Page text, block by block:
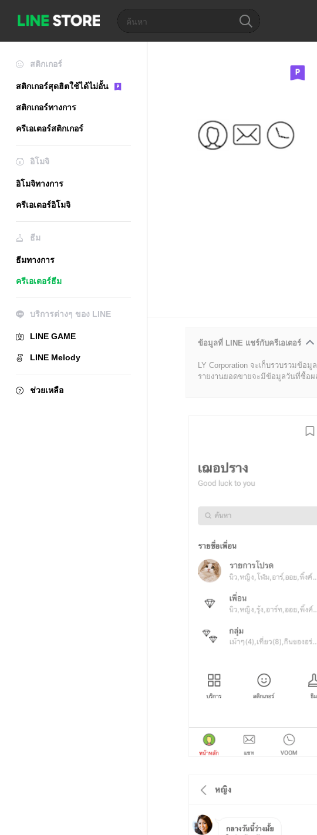
สติกเกอร์
สติกเกอร์สุดฮิตใช้ได้ไม่อั้น
สติกเกอร์ทางการ
ครีเอเตอร์สติกเกอร์
อิโมจิ
อิโมจิทางการ
ครีเอเตอร์อิโมจิ
ธีม
ธีมทางการ
ครีเอเตอร์ธีม
บริการต่างๆ ของ LINE
LINE GAME
LINE Melody
ช่วยเหลือ
ข้อมูลที่ LINE แชร์กับครีเอเตอร์
LY Corporation จะเก็บรวบรวมข้อ
รายงานยอดขายจะมีข้อมูลวันที่ซื้อ